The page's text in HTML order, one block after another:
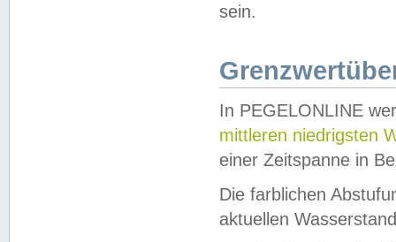
sein.
In PEGELONLINE
mittleren niedrigsten
einer Zeitspanne in
Die farblichen
aktuellen